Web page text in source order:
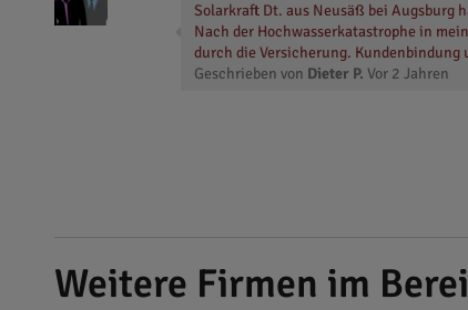
Solarkraft Dt. aus Neusäß bei Augsburg
Nach der Hochwasserkatastrophe in
durch die Versicherung. Kundenbindung
Geschrieben von Dieter P. Vor 2 Jahren
Weitere Firmen im